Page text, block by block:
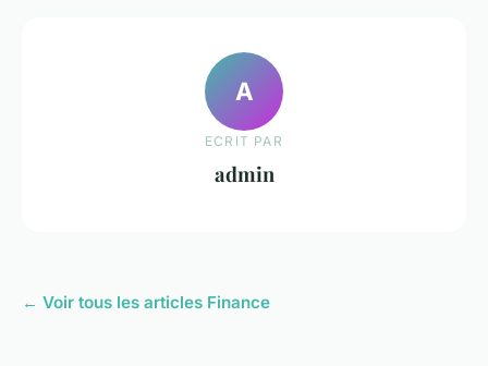
A
ECRIT PAR
admin
← Voir tous les articles Finance